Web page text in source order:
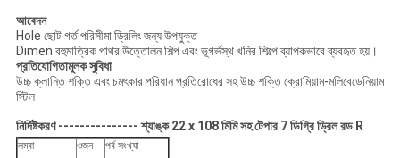
আবেদন
Hole ছোট গর্ত পরিসীমা ড্রিলিং জন্য উপযুক্ত
Dimen বহুমাত্রিক পাথর উত্তোলন শিল্প এবং ভূগর্ভস্থ খনির শিল্পে ব্যাপকভাবে ব্যবহৃত হয়।
প্রতিযোগিতামূলক সুবিধা
উচ্চ ক্লান্তি শক্তি এবং চমৎকার পরিধান প্রতিরোধের সহ উচ্চ শক্তি ক্রোমিয়াম-মলিবেডেনিয়াম
স্টিল
নির্দিষ্টকরণ --------------- শ্যাঙ্ক 22 x 108 মিমি সহ টেপার 7 ডিগ্রি ড্রিল রড R
লম্বা ওজন
পর্ব সংখ্যা